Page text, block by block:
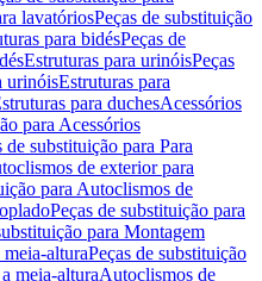
lavatóriosPeças de substituição
para bidésPeças de
Estruturas para urinóisPeças
urinóisEstruturas para
para duchesAcessórios
para Acessórios
de substituição para Para
de exterior para
para Autoclismos de
Peças de substituição para
para Montagem
alturaPeças de substituição
meia-alturaAutoclismos de